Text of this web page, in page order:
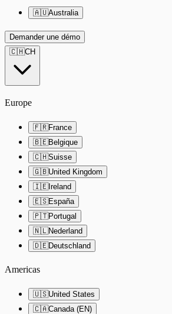
🇦🇺Australia
Demander une démo
🇨🇭CH
Europe
🇫🇷France
🇧🇪Belgique
🇨🇭Suisse
🇬🇧United Kingdom
🇮🇪Ireland
🇪🇸España
🇵🇹Portugal
🇳🇱Nederland
🇩🇪Deutschland
Americas
🇺🇸United States
🇨🇦Canada (EN)